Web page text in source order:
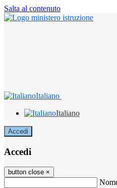
Salta al contenuto
Italiano
Italiano
Accedi
Accedi
button close ×